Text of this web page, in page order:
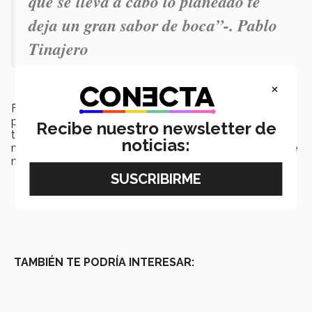
deja un gran sabor de boca”-. Pablo
Tinajero
Finalmente, el grupo estudiantil se preparan para sus
próximas
competencias regionale
s que
tendrán lugar en Hermosillo ,Sonoradel 13-16 de
marzo y
Midwest RegionalenChicago
del 27 al 30 de
marzo.
TAMBIÉN TE PODRÍA INTERESAR:
×
Recibe nuestro newsletter de
noticias: